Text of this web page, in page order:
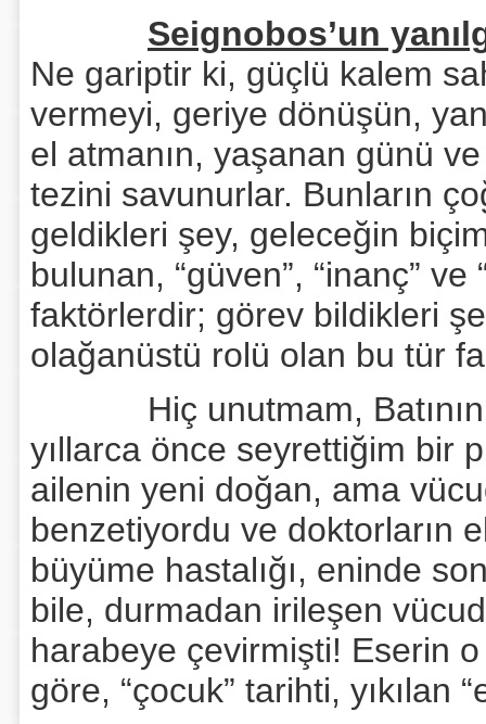
Seignobos’un
Ne gariptir ki, güçlü kalem
vermeyi, geriye dönüşün,
el atmanın, yaşanan günü
tezini savunurlar. Bunların
geldikleri şey, geleceğin
bulunan, “güven”, “inanç”
faktörlerdir; görev bildikleri
olağanüstü rolü olan bu tür
Hiç unutmam, Batının
yıllarca önce seyrettiğim bir
ailenin yeni doğan, ama
benzetiyordu ve doktorların
büyüme hastalığı, eninde
bile, durmadan irileşen
harabeye çevirmişti! Eserin o
göre, “çocuk” tarihti, yıkılan